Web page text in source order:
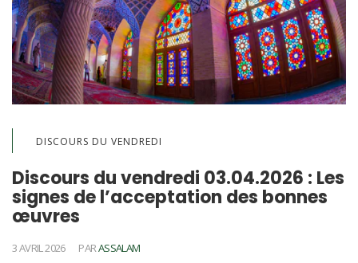
DISCOURS DU VENDREDI
Discours du vendredi 03.04.2026 : Les
signes de l’acceptation des bonnes
œuvres
3 AVRIL 2026 PARASSALAM